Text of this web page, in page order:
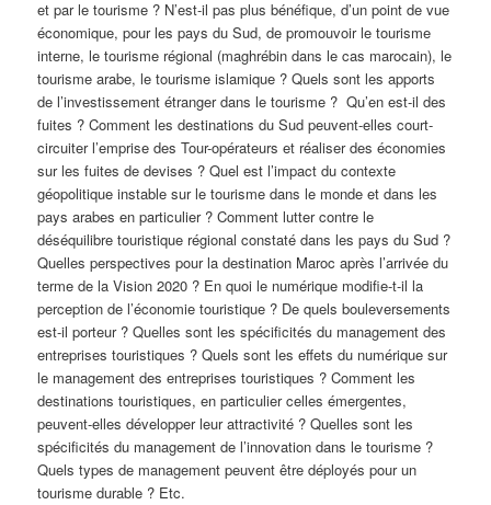
et par le tourisme ? N’est-il pas plus bénéfique, d’un point de vue
économique, pour les pays du Sud, de promouvoir le tourisme
interne, le tourisme régional (maghrébin dans le cas marocain), le
tourisme arabe, le tourisme islamique ? Quels sont les apports
de l’investissement étranger dans le tourisme ? Qu’en est-il des
fuites ? Comment les destinations du Sud peuvent-elles court-
circuiter l’emprise des Tour-opérateurs et réaliser des économies
sur les fuites de devises ? Quel est l’impact du contexte
géopolitique instable sur le tourisme dans le monde et dans les
pays arabes en particulier ? Comment lutter contre le
déséquilibre touristique régional constaté dans les pays du Sud ?
Quelles perspectives pour la destination Maroc après l’arrivée du
terme de la Vision 2020 ? En quoi le numérique modifie-t-il la
perception de l’économie touristique ? De quels bouleversements
est-il porteur ? Quelles sont les spécificités du management des
entreprises touristiques ? Quels sont les effets du numérique sur
le management des entreprises touristiques ? Comment les
destinations touristiques, en particulier celles émergentes,
peuvent-elles développer leur attractivité ? Quelles sont les
spécificités du management de l’innovation dans le tourisme ?
Quels types de management peuvent être déployés pour un
tourisme durable ? Etc.